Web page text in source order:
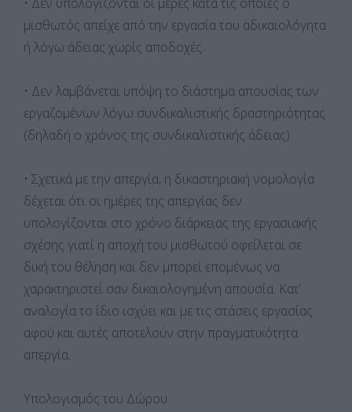
μισθωτός απείχε από την εργασία του αδικαιολόγητα
ή λόγω άδειας χωρίς αποδοχές.
• Δεν λαμβάνεται υπόψη το διάστημα απουσίας των
εργαζομένων λόγω συνδικαλιστικής δραστηριότητας
(δηλαδή ο χρόνος της συνδικαλιστικής άδειας)
• Σχετικά με την απεργία, η δικαστηριακή νομολογία
δέχεται ότι οι ημέρες της απεργίας δεν
υπολογίζονται στο χρόνο διάρκειας της εργασιακής
σχέσης γιατί η αποχή του μισθωτού οφείλεται σε
δική του θέληση και δεν μπορεί επομένως να
χαρακτηριστεί σαν δικαιολογημένη απουσία. Κατ’
αναλογία το ίδιο ισχύει και με τις στάσεις εργασίας
αφού και αυτές αποτελούν στην πραγματικότητα
απεργία.
Υπολογισμός του Δώρου